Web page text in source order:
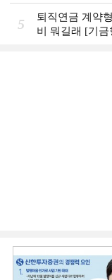
5
퇴직연금 계약
비 뭐길래 [기